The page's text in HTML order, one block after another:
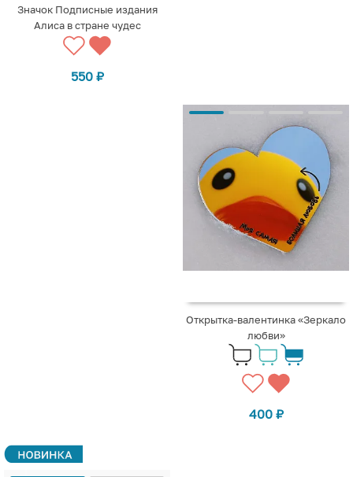
Значок Подписные издания
Алиса в стране чудес
550 ₽
Открытка-валентинка «Зеркало
любви»
400 ₽